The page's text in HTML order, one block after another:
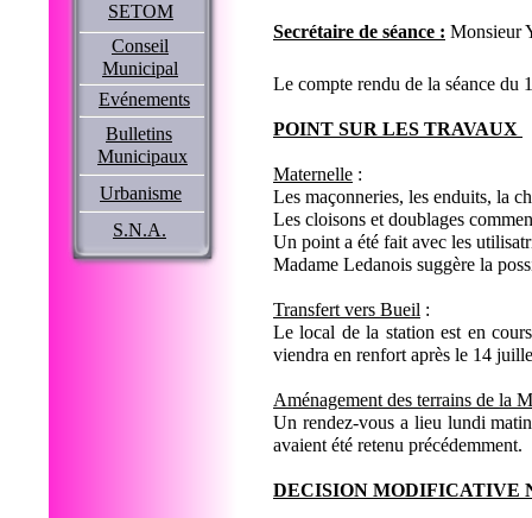
Secrétaire de séance : Monsieur
Le compte rendu de la séance du 1
POINT SUR LES TRAVAUX
Maternelle :
Les maçonneries, les enduits, la
Les cloisons et doublages
Un point a été fait avec les
Madame Ledanois suggère la
Transfert vers Bueil :
Le local de la station est en
viendra en renfort après le 14
Aménagement des terrains de la
Un rendez-vous a lieu lundi
avaient été retenu précédemment.
DECISION MODIFICATIVE
SETOM
Conseil
Municipal
Evénements
Bulletins
Municipaux
Urbanisme
S.N.A.